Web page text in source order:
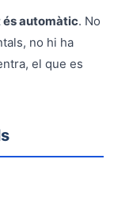
automàtic. No
no hi ha
el que es